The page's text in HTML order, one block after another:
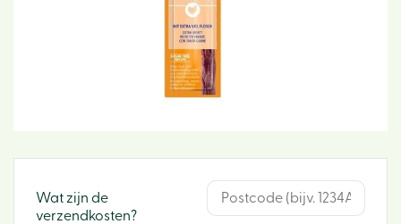
Wat zijn de
verzendkosten?